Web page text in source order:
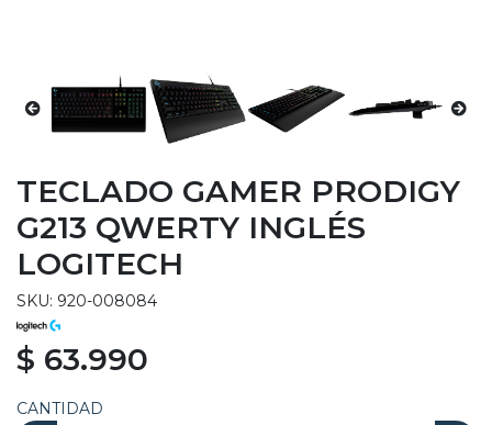
TECLADO GAMER PRODIGY
G213 QWERTY INGLÉS
LOGITECH
SKU: 920-008084
$ 63.990
CANTIDAD